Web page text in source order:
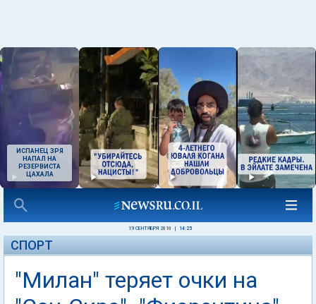
ИСПАНЕЦ ЗРЯ
НАПАЛ НА
РЕЗЕРВИСТА
ЦАХАЛА
19 СЕНТЯБРЯ 2010 14:25
СПОРТ
"Милан" теряет очки на